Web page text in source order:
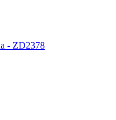
- ZD2378